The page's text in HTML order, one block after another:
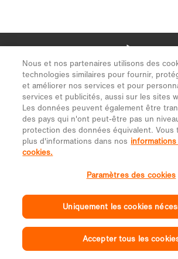
Nous et nos partenaires utilisons des
technologies similaires pour fournir,
et améliorer nos services et pour
services et publicités, aussi sur les sites
Les données peuvent également être
des pays qui n'ont peut-être pas un
protection des données équivalent. Vous
plus d'informations dans nos
cookies.
Paramètres des cookies
Uniquement les cookies
Accepter tous les